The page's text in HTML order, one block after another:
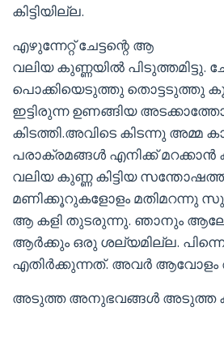
കിട്ടിയില്ല.
എഴുന്നേറ്റ് ചേട്ടന്റെ ആ
വലിയ കുണ്ണയിൽ പിടുത്തമിട്ടു.
പൊക്കിയെടുത്തു തൊട്ടടുത്തു
ഇട്ടിരുന്ന ഉണങ്ങിയ
കിടത്തി.അവിടെ കിടന്നു അമ്മ
പരാക്രമങ്ങൾ എനിക്ക് മറക്കാൻ
വലിയ കുണ്ണ കിട്ടിയ
മണിക്കൂറുകളോളം മതിമറന്നു
ആ കളി തുടരുന്നു. ഞാനും
ആർക്കും ഒരു ശല്യമില്ല.
എതിർക്കുന്നത്. അവർ ആവോളം
അടുത്ത അനുഭവങ്ങൾ അടുത്ത